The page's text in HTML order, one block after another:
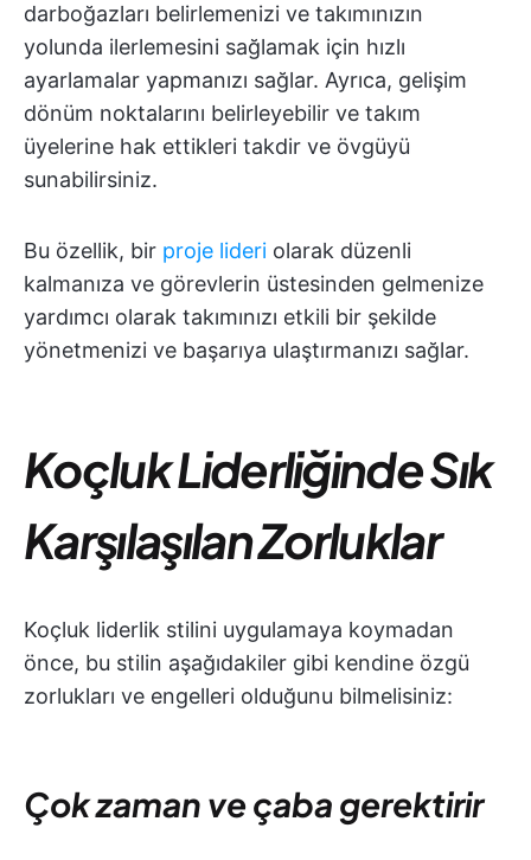
darboğazları belirlemenizi ve takımınızın
yolunda ilerlemesini sağlamak için hızlı
ayarlamalar yapmanızı sağlar. Ayrıca, gelişim
dönüm noktalarını belirleyebilir ve takım
üyelerine hak ettikleri takdir ve övgüyü
sunabilirsiniz.
Bu özellik, bir proje lideri olarak düzenli
kalmanıza ve görevlerin üstesinden gelmenize
yardımcı olarak takımınızı etkili bir şekilde
yönetmenizi ve başarıya ulaştırmanızı sağlar.
Koçluk Liderliğinde Sık
Karşılaşılan Zorluklar
Koçluk liderlik stilini uygulamaya koymadan
önce, bu stilin aşağıdakiler gibi kendine özgü
zorlukları ve engelleri olduğunu bilmelisiniz:
Çok zaman ve çaba gerektirir